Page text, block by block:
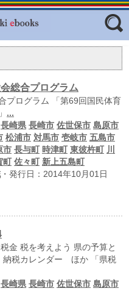
ャンル
リア
総合プログラム
プログラム 「第69回国民体育
...
長崎県 長崎市 佐世保市 島原市
松浦市 対馬市 壱岐市 五島市
市 長与町 時津町 東彼杵町
川
佐々町
新上五島町
・発行日：2014年10月01日
金 税を考えよう 県の予算と
納税カレンダー ほか 「県税
長崎県 長崎市 佐世保市 島原市
ン